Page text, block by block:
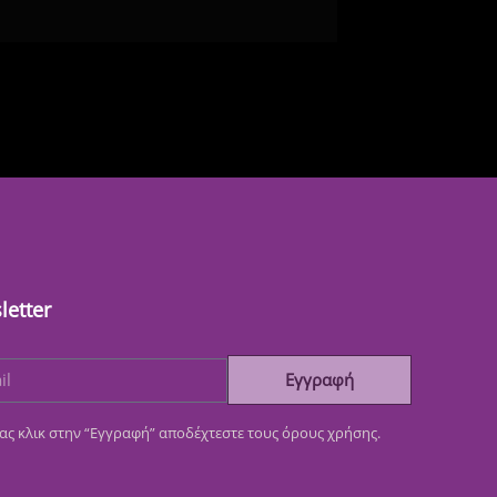
Εγγραφή
κλικ στην “Εγγραφή” αποδέχτεστε τους όρους χρήσης.